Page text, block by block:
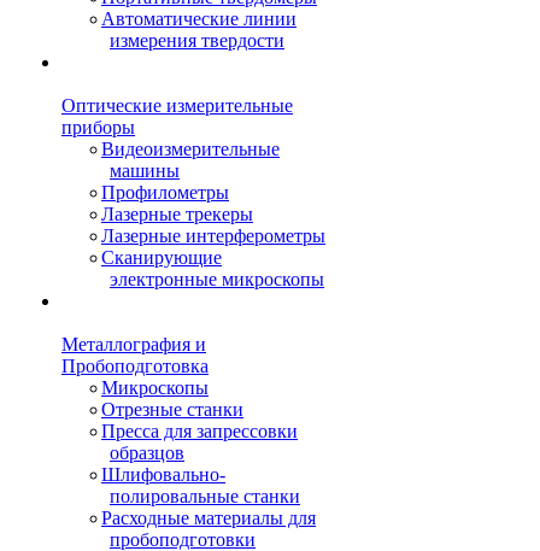
Автоматические линии
измерения твердости
Оптические измерительные
приборы
Видеоизмерительные
машины
Профилометры
Лазерные трекеры
Лазерные интерферометры
Сканирующие
электронные микроскопы
Металлография и
Пробоподготовка
Микроскопы
Отрезные станки
Пресса для запрессовки
образцов
Шлифовально-
полировальные станки
Расходные материалы для
пробоподготовки